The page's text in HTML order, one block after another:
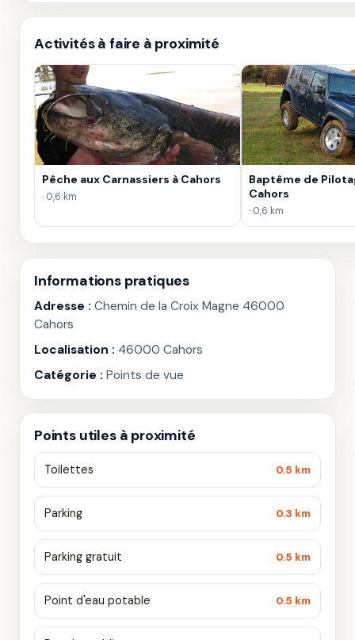
Activités à faire à proximité
Pêche aux Carnassiers à Cahors
· 0,6 km
Baptême de
Cahors
· 0,6 km
Informations pratiques
Adresse : Chemin de la Croix Magne 46000
Cahors
Localisation : 46000 Cahors
Catégorie : Points de vue
Points utiles à proximité
Toilettes 0.5 km
Parking 0.3 km
Parking gratuit 0.5 km
Point d'eau potable 0.5 km